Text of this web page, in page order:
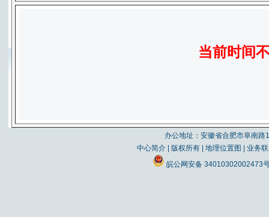
当前时间
办公地址：安徽省合肥市阜南
中心简介| 版权所有| 地理位置图
业务
皖公网安备 34010302002473